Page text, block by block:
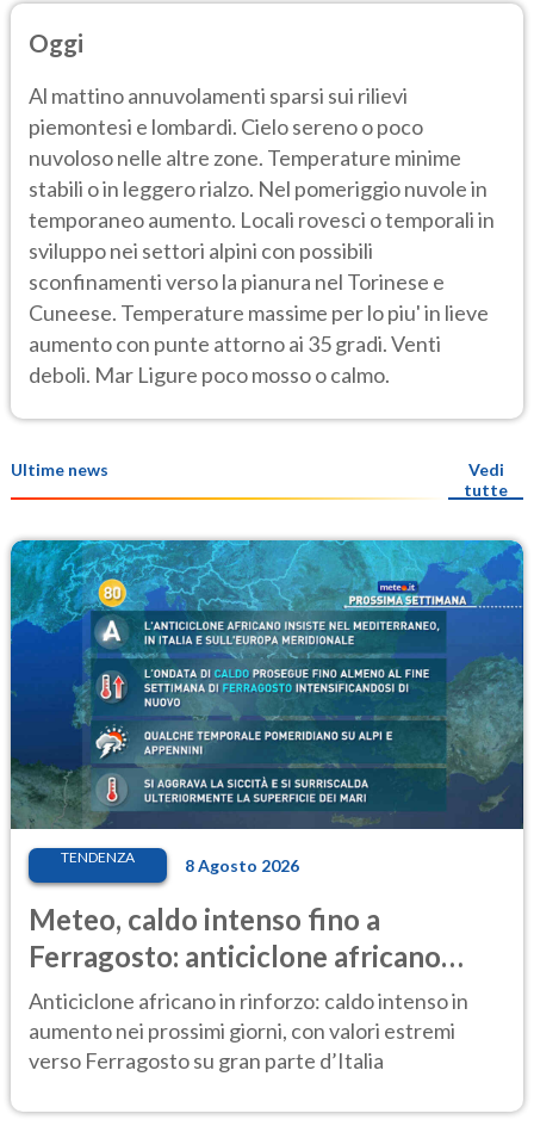
Oggi
Al mattino annuvolamenti sparsi sui rilievi
piemontesi e lombardi. Cielo sereno o poco
nuvoloso nelle altre zone. Temperature minime
stabili o in leggero rialzo. Nel pomeriggio nuvole in
temporaneo aumento. Locali rovesci o temporali in
sviluppo nei settori alpini con possibili
sconfinamenti verso la pianura nel Torinese e
Cuneese. Temperature massime per lo piu' in lieve
aumento con punte attorno ai 35 gradi. Venti
deboli. Mar Ligure poco mosso o calmo.
Ultime news
Vedi
tutte
TENDENZA 8 Agosto 2026
Meteo, caldo intenso fino a
Ferragosto: anticiclone africano
ancora protagonista
Anticiclone africano in rinforzo: caldo intenso in
aumento nei prossimi giorni, con valori estremi
verso Ferragosto su gran parte d’Italia